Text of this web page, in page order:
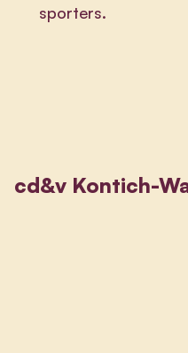
sporters.
cd&v Kontich-